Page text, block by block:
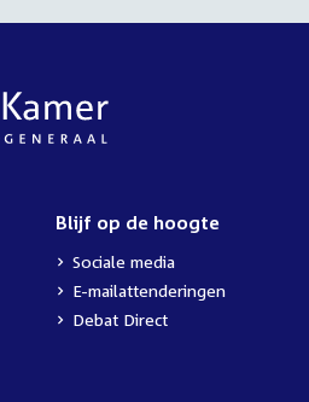
Blijf op de hoogte
Sociale media
E-mailattenderingen
Debat Direct